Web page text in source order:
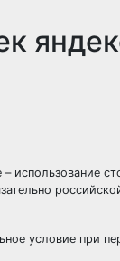
использование
условие при